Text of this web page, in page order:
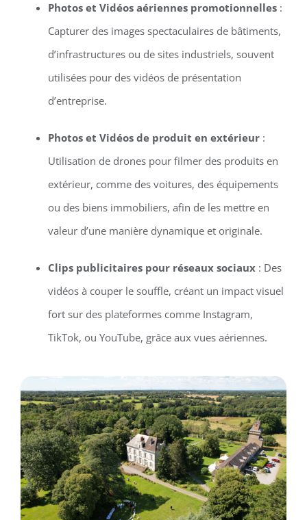
Photos et Vidéos aériennes promotionnelles:
Capturer des images spectaculaires de bâtiments,
d’infrastructures ou de sites industriels, souvent
utilisées pour des vidéos de présentation
d’entreprise.
Photos et Vidéos de produit en extérieur:
Utilisation de drones pour filmer des produits en
extérieur, comme des voitures, des équipements
ou des biens immobiliers, afin de les mettre en
valeur d’une manière dynamique et originale.
Clips publicitaires pour réseaux sociaux: Des
vidéos à couper le souffle, créant un impact visuel
fort sur des plateformes comme Instagram,
TikTok, ou YouTube, grâce aux vues aériennes.